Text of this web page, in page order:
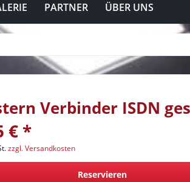
PARTNER ÜBER UNS
Verbinder ISDN
€ *
zzgl. Versandkosten
Reservieren